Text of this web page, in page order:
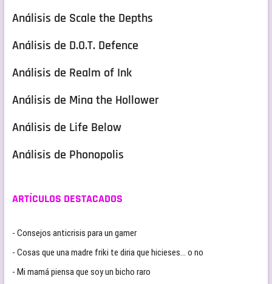
Análisis de Scale the Depths
Análisis de D.O.T. Defence
Análisis de Realm of Ink
Análisis de Mina the Hollower
Análisis de Life Below
Análisis de Phonopolis
ARTÍCULOS DESTACADOS
- Consejos anticrisis para un gamer
- Cosas que una madre friki te diria que hicieses… o no
- Mi mamá piensa que soy un bicho raro